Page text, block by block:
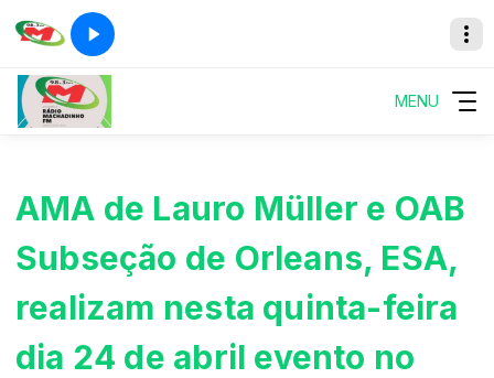
MENU
AMA de Lauro Müller e OAB
Subseção de Orleans, ESA,
realizam nesta quinta-feira
dia 24 de abril evento no